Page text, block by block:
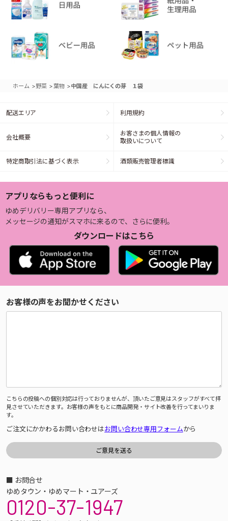
ホーム >野菜 >葉物 >中国産 にんにくの芽 １袋
配送エリア 利用規約
会社概要
お客さまの個人情報の
取扱いについて
特定商取引法に基づく表示 酒類販売管理者標識
アプリならもっと便利に
ゆめデリバリー専用アプリなら、
メッセージの通知がスマホに来るので、さらに便利。
ダウンロードはこちら
お客様の声をお聞かせください
こちらの投稿への個別対応は行っておりませんが、頂いたご意見はスタッフがすべて拝
見させていただきます。お客様の声をもとに商品開発・サイト改善を行ってまいりま
す。
ご注文にかかわるお問い合わせはお問い合わせ専用フォームから
■ お問合せ
ゆめタウン・ゆめマート・ユアーズ
0120-37-1947